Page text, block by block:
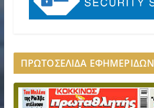
ΠΡΩΤΟΣΕΛΙΔΑ ΕΦΗΜΕΡΙΔΩΝ